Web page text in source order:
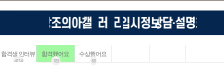
합격생 인터뷰
4114
합격했어요
183
수상했어요
68